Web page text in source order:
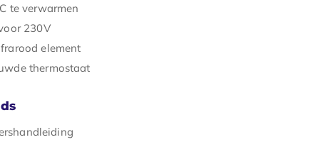
te verwarmen
230V
element
thermostaat